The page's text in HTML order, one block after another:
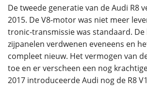
De tweede generatie van de Audi R8
2015. De V8-motor was niet meer
tronic-transmissie was standaard.
zijpanelen verdwenen eveneens en
compleet nieuw. Het vermogen van
toe en er verscheen een nog
2017 introduceerde Audi nog de R8